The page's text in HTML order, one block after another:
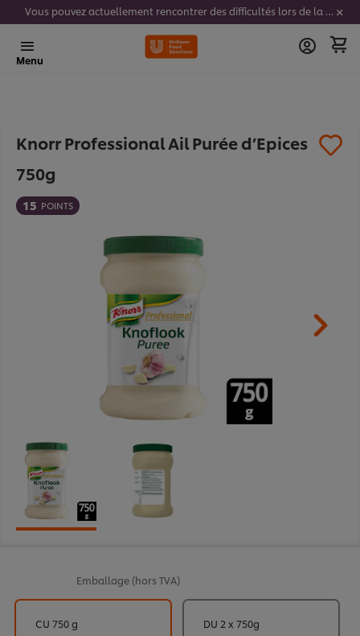
Vous pouvez actuellement rencontrer des difficultés lors de la saisie de vos codes stickers. Nous travaillons activement à résoudre ce problème.
Menu
Knorr Professional Ail Purée d’Epices
750g
15 POINTS
Emballage (hors TVA)
CU 750 g DU 2 x 750g